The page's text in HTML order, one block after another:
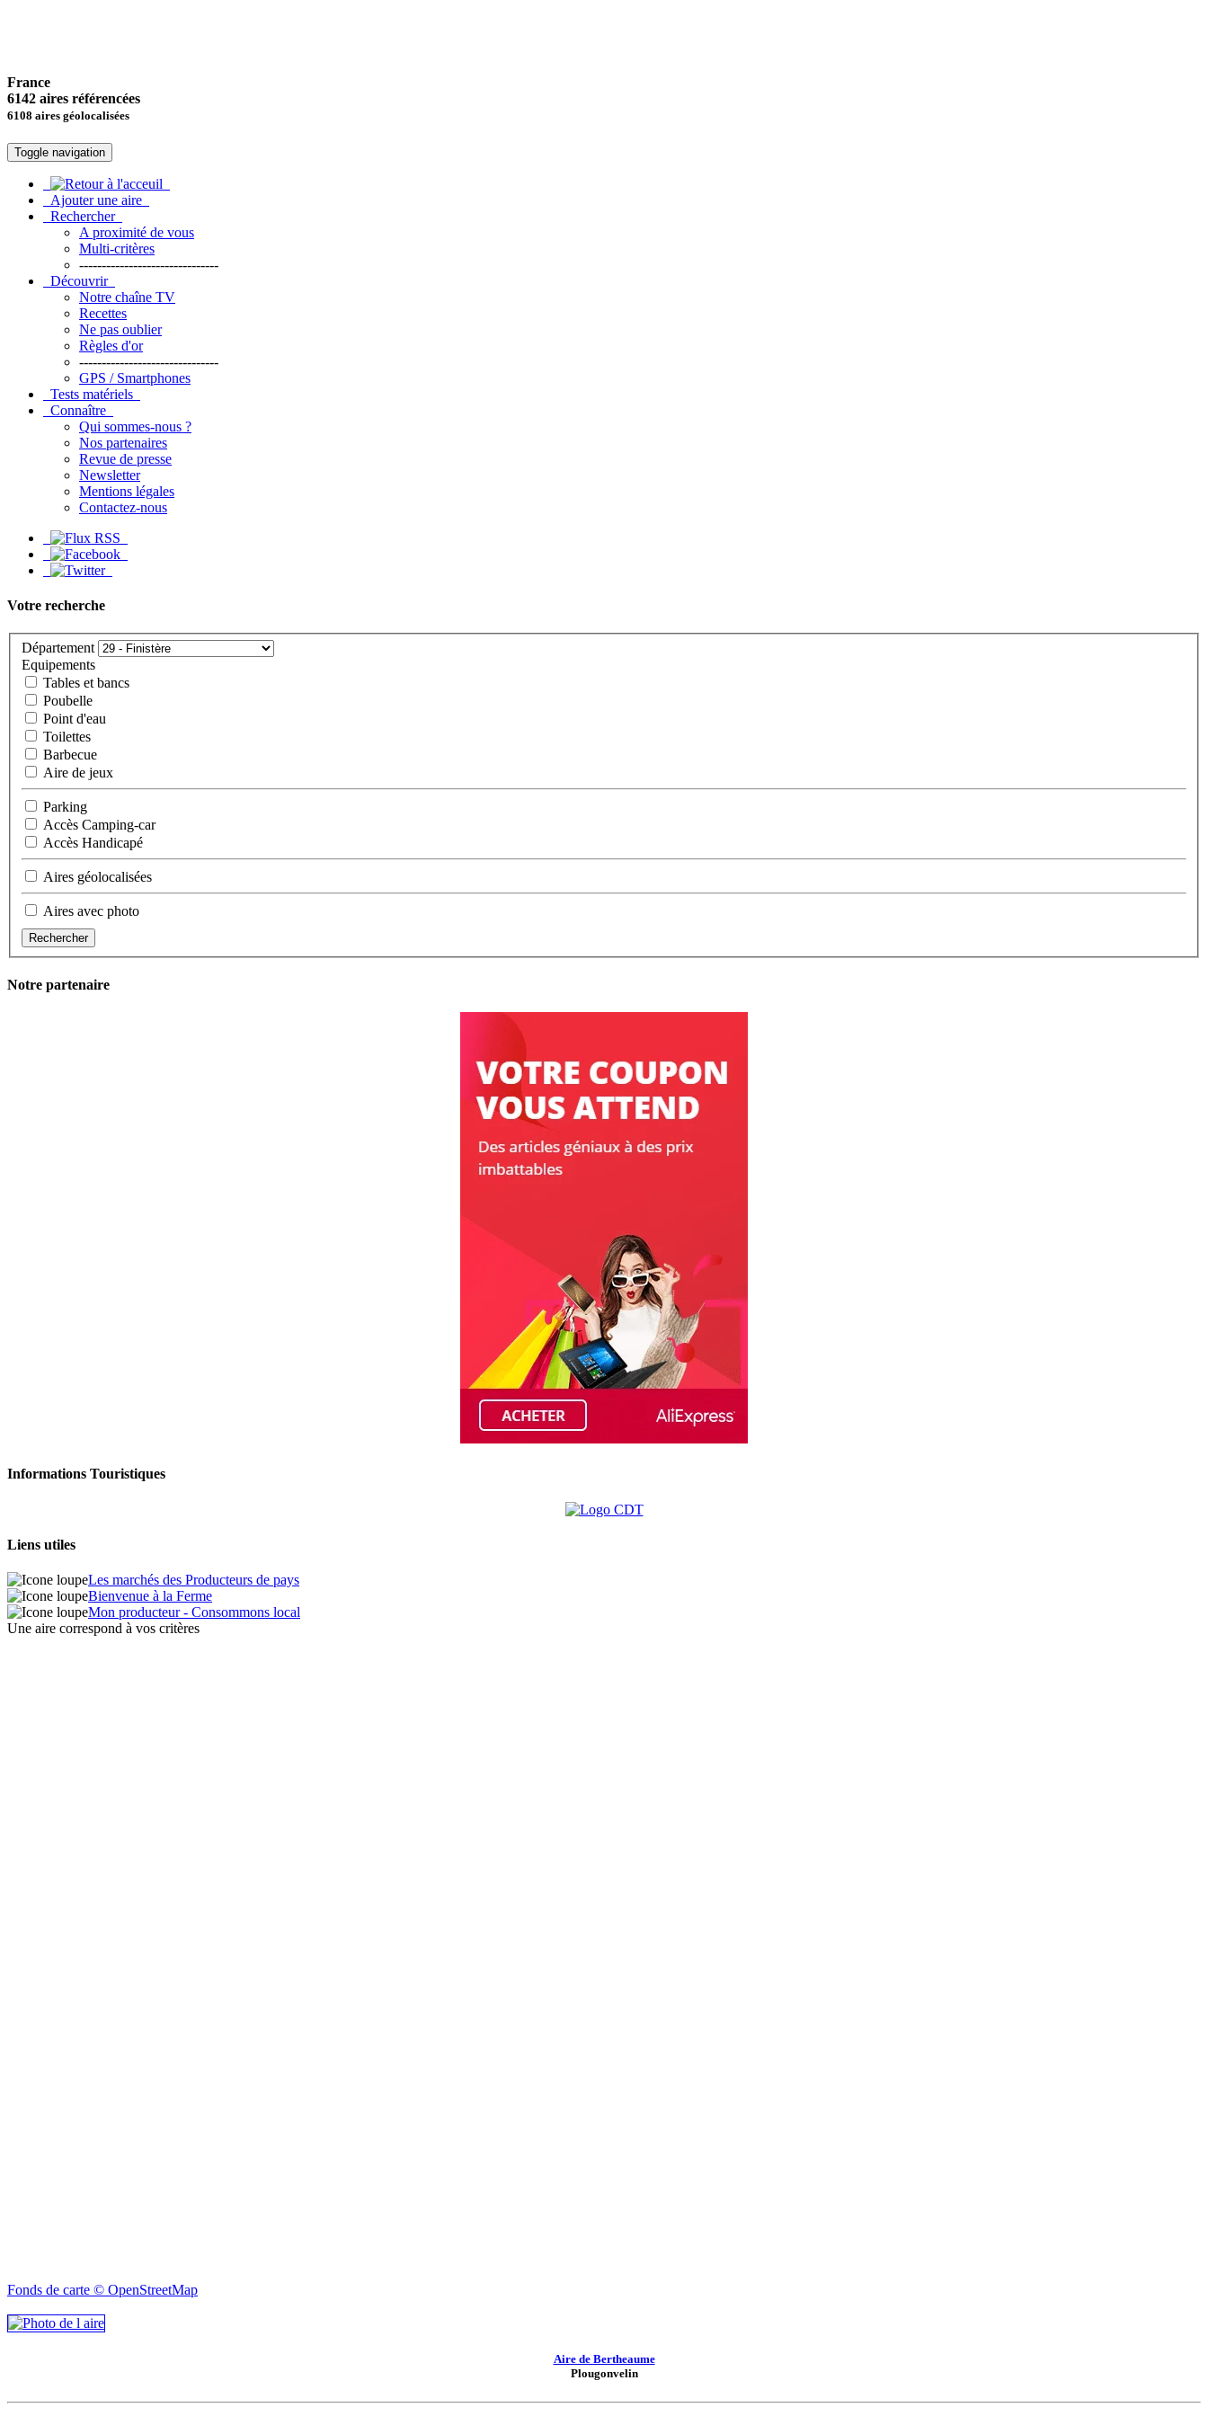
France
6142 aires référencées
6108 aires géolocalisées
Toggle navigation
Ajouter une aire
Rechercher
A proximité de vous
Multi-critères
-------------------------------
Découvrir
Notre chaîne TV
Recettes
Ne pas oublier
Règles d'or
-------------------------------
GPS / Smartphones
Tests matériels
Connaître
Qui sommes-nous ?
Nos partenaires
Revue de presse
Newsletter
Mentions légales
Contactez-nous
Votre recherche
Département
Equipements
Tables et bancs
Poubelle
Point d'eau
Toilettes
Barbecue
Aire de jeux
Parking
Accès Camping-car
Accès Handicapé
Aires géolocalisées
Aires avec photo
Rechercher
Notre partenaire
Informations Touristiques
Liens utiles
Les marchés des Producteurs de pays
Bienvenue à la Ferme
Mon producteur - Consommons local
Une aire correspond à vos critères
Fonds de carte © OpenStreetMap
Aire de Bertheaume
Plougonvelin